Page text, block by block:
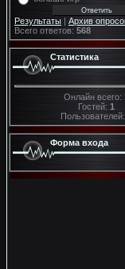
Результаты | Архив
Всего ответов: 568
Статистика
Онлайн всего:
Гостей: 1
Пользователей:
Форма входа